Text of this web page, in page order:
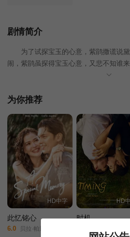
剧情简介
为了试探宝玉的心意，紫鹃撒谎说黛
闹，紫鹃虽探得宝玉心意，又悲不知谁
誓。 老太妃死了，主子们走后，李纨
赵姨娘一场大闹。探春不但弹压了赵姨
整顿。其间平儿始终扶侍着探春，令
老爷贾敬服丹药升天，尤氏在男主子不
理丧事。在守灵过程中，贾琏看上美貌
撺掇下，贾琏于国孝家孝中作着偷娶
尤二姐，将二尤安置在外宅中。尤三姐
做小，自言有心上人，是柳湘莲。贾琏
柳湘莲送给尤三姐鸳鸯剑作为证物。柳
染，上门要悔婚，尤三姐还剑自刎。柳
凤姐听说了尤二姐之事，在家审问兴
亲自把尤二姐带回大观园来，一面做尽
为你推荐
HD中字
此忆铭心
6.0 贝拉·帕迪拉/卡洛·阿基诺/乔尔·托雷/洛特·德·莱昂/海梅·法布雷加斯/雅约·阿吉拉/菲比·沃克/保罗·古马保/
HD
时机